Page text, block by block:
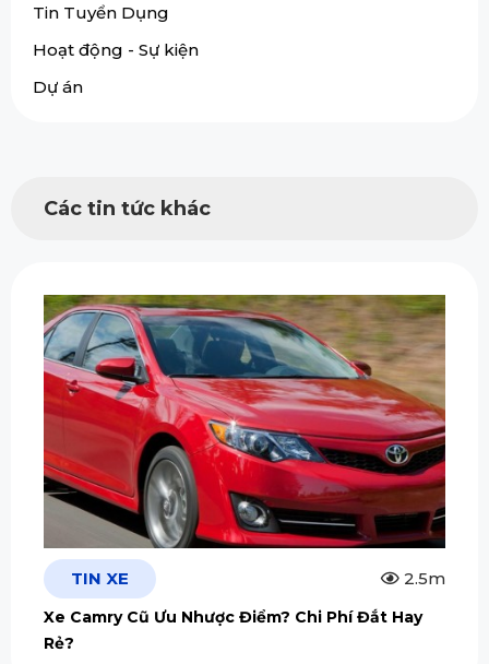
Tin Tuyển Dụng
Hoạt động - Sự kiện
Dự án
Các tin tức khác
TIN XE 2.5m
Xe Camry Cũ Ưu Nhược Điểm? Chi Phí Đắt Hay
Rẻ?